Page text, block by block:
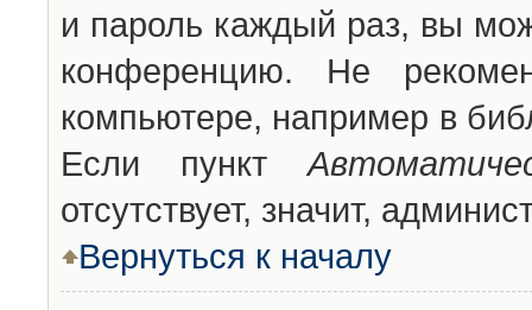
и пароль каждый раз, вы
конференцию. Не
компьютере, например в
Если пункт
отсутствует, значит,
Вернуться к началу